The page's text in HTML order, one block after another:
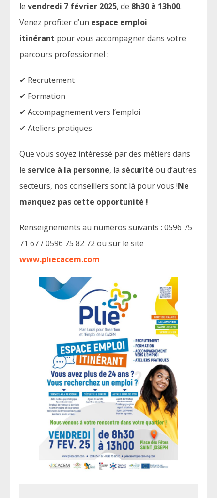
le vendredi 7 février 2025, de 8h30 à 13h00.
Venez profiter d’un espace emploi
itinérant pour vous accompagner dans votre
parcours professionnel :
✔ Recrutement
✔ Formation
✔ Accompagnement vers l’emploi
✔ Ateliers pratiques
Que vous soyez intéressé par des métiers dans
le service à la personne, la sécurité ou d’autres
secteurs, nos conseillers sont là pour vous !Ne
manquez pas cette opportunité !
Renseignements au numéros suivants : 0596 75
71 67 / 0596 75 82 72 ou sur le site
www.pliecacem.com